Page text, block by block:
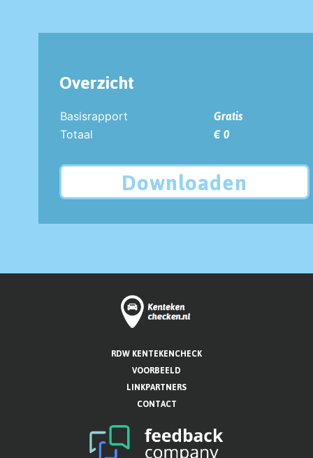
Overzicht
Basisrapport
Gratis
Totaal
€ 0
Downloaden
RDW KENTEKENCHECK
VOORBEELD
LINKPARTNERS
CONTACT